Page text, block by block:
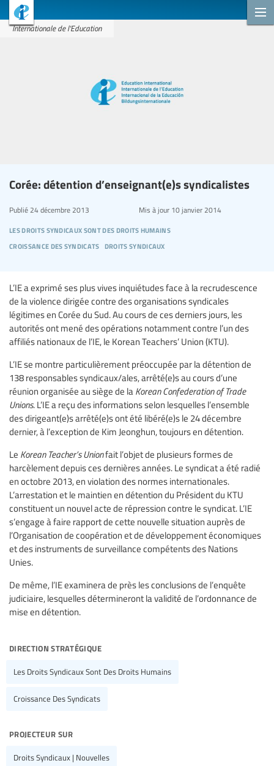
Internationale de l'Education
Corée: détention d’enseignant(e)s syndicalistes
les droits syndicaux sont des droits humains
croissance des syndicats droits syndicaux
Publié 24 décembre 2013 Mis à jour10 janvier 2014
L’IE a exprimé ses plus vives inquiétudes face à la recrudescence
de la violence dirigée contre des organisations syndicales
légitimes en Corée du Sud. Au cours de ces derniers jours, les
autorités ont mené des opérations notamment contre l’un des
affiliés nationaux de l’IE, le Korean Teachers’ Union (KTU).
L’IE se montre particulièrement préoccupée par la détention de
138 responsables syndicaux/ales, arrêté(e)s au cours d’une
réunion organisée au siège de la Korean Confederation of Trade
Unions. L’IE a reçu des informations selon lesquelles l’ensemble
des dirigeant(e)s arrêté(e)s ont été libéré(e)s le 24 décembre
dernier, à l’exception de Kim Jeonghun, toujours en détention.
Le Korean Teacher’s Unionfait l’objet de plusieurs formes de
harcèlement depuis ces dernières années. Le syndicat a été radié
en octobre 2013, en violation des normes internationales.
L’arrestation et le maintien en détention du Président du KTU
constituent un nouvel acte de répression contre le syndicat. L’IE
s’engage à faire rapport de cette nouvelle situation auprès de
l’Organisation de coopération et de développement économiques
et des instruments de surveillance compétents des Nations
Unies.
De même, l’IE examinera de près les conclusions de l’enquête
judiciaire, lesquelles détermineront la validité de l’ordonnance de
mise en détention.
direction stratégique
Les Droits Syndicaux Sont Des Droits Humains
Croissance Des Syndicats
projecteur sur
Droits Syndicaux | Nouvelles